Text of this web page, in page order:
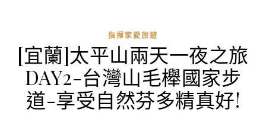
指揮家愛旅遊
[宜蘭]太平山兩天一夜之旅
DAY2-台灣山毛櫸國家步
道-享受自然芬多精真好!